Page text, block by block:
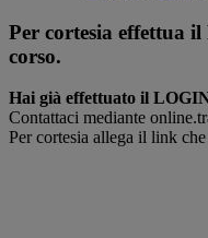
Per cortesia effettua
corso.
Hai già effettuato il
Contattaci mediante
Per cortesia allega il link